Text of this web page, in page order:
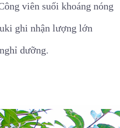
viên suối khoáng nóng
ghi nhận lượng lớn
dưỡng.